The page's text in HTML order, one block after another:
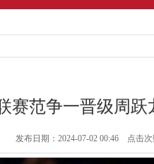
赛范争一晋级周跃
发布日期：2024-07-02 00:46 点击次